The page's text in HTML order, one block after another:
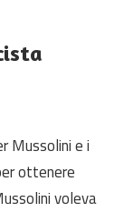
Mussolini e i
ottenere
voleva